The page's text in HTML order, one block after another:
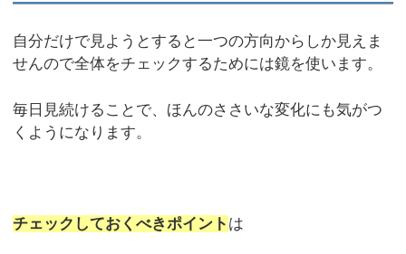
自分だけで見ようとすると一つの方向からしか見えま
せんので全体をチェックするためには鏡を使います。
毎日見続けることで、ほんのささいな変化にも気がつ
くようになります。
チェックしておくべきポイント は